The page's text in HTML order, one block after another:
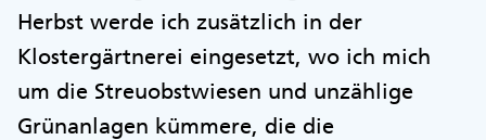
Herbst werde ich zusätzlich in der
Klostergärtnerei eingesetzt, wo ich mich
um die Streuobstwiesen und unzählige
Grünanlagen kümmere, die die